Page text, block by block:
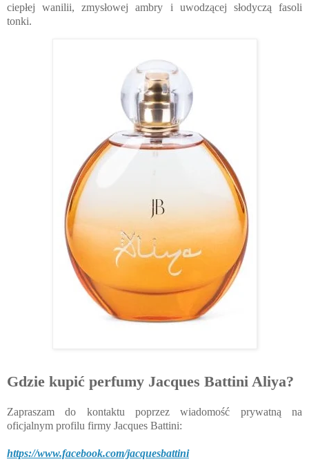
ciepłej wanilii, zmysłowej ambry i uwodzącej słodyczą fasoli
tonki.
Gdzie kupić perfumy Jacques Battini Aliya?
Zapraszam do kontaktu poprzez wiadomość prywatną na
oficjalnym profilu firmy Jacques Battini:
https://www.facebook.com/jacquesbattini